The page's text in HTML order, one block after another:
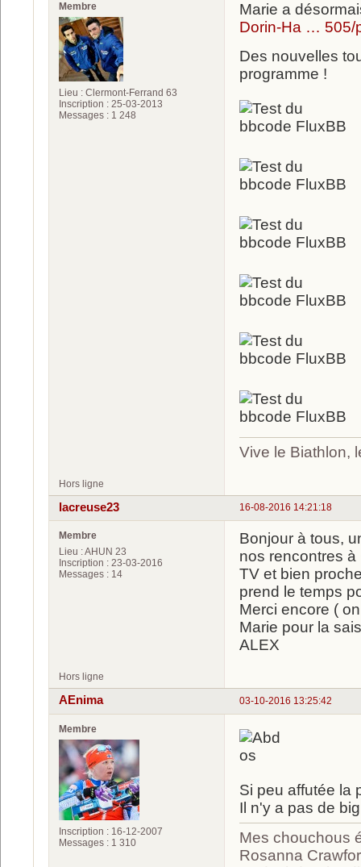
Membre
Lieu : Clermont-Ferrand 63
Inscription : 25-03-2013
Messages : 1 248
Marie a
Dorin-Ha … 505/
Des nouvelles
programme !
Vive le Biathlon,
Hors ligne
16-08-2016 14:21:18
lacreuse23
Membre
Lieu : AHUN 23
Inscription : 23-03-2016
Messages : 14
Bonjour à tous,
nos rencontres
TV et bien
prend le temps
Merci encore (
Marie pour la
ALEX
Hors ligne
03-10-2016 13:25:42
AEnima
Membre
Inscription : 16-12-2007
Messages : 1 310
Si peu affutée la
Il n'y a pas de
Mes chouchous
Rosanna